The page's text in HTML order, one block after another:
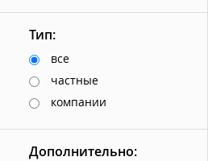
Тип:
все
частные
компании
Дополнительно: